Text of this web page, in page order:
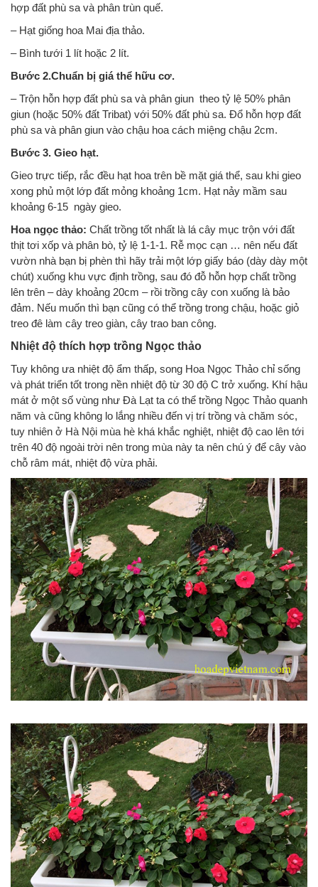
hợp đất phù sa và phân trùn quế.
– Hạt giống hoa Mai địa thảo.
– Bình tưới 1 lít hoặc 2 lít.
Bước 2.Chuẩn bị giá thể hữu cơ.
– Trộn hỗn hợp đất phù sa và phân giun theo tỷ lệ 50% phân
giun (hoặc 50% đất Tribat) với 50% đất phù sa. Đổ hỗn hợp đất
phù sa và phân giun vào chậu hoa cách miệng chậu 2cm.
Bước 3. Gieo hạt.
Gieo trực tiếp, rắc đều hạt hoa trên bề mặt giá thể, sau khi gieo
xong phủ một lớp đất mỏng khoảng 1cm. Hạt nảy mầm sau
khoảng 6-15 ngày gieo.
Hoa ngọc thảo: Chất trồng tốt nhất là lá cây mục trộn với đất
thịt tơi xốp và phân bò, tỷ lệ 1-1-1. Rễ mọc cạn … nên nếu đất
vườn nhà bạn bị phèn thì hãy trải một lớp giấy báo (dày dày một
chút) xuống khu vực định trồng, sau đó đỗ hỗn hợp chất trồng
lên trên – dày khoảng 20cm – rồi trồng cây con xuống là bảo
đảm. Nếu muốn thì bạn cũng có thể trồng trong chậu, hoặc giỏ
treo đê làm cây treo giàn, cây trao ban công.
Nhiệt độ thích hợp trồng Ngọc thảo
Tuy không ưa nhiệt độ ẩm thấp, song Hoa Ngọc Thảo chỉ sống
và phát triển tốt trong nền nhiệt độ từ 30 độ C trở xuống. Khí hậu
mát ở một số vùng như Đà Lạt ta có thể trồng Ngọc Thảo quanh
năm và cũng không lo lắng nhiều đến vị trí trồng và chăm sóc,
tuy nhiên ở Hà Nội mùa hè khá khắc nghiệt, nhiệt độ cao lên tới
trên 40 độ ngoài trời nên trong mùa này ta nên chú ý để cây vào
chỗ râm mát, nhiệt độ vừa phải.